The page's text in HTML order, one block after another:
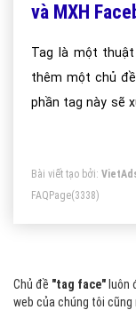
và MXH
Tag là một
thêm một chủ
phần tag này sẽ
Bài viết tạo bởi:
FAQPage(3338)
Chủ đề "tag face" luôn
web của chúng tôi cũng